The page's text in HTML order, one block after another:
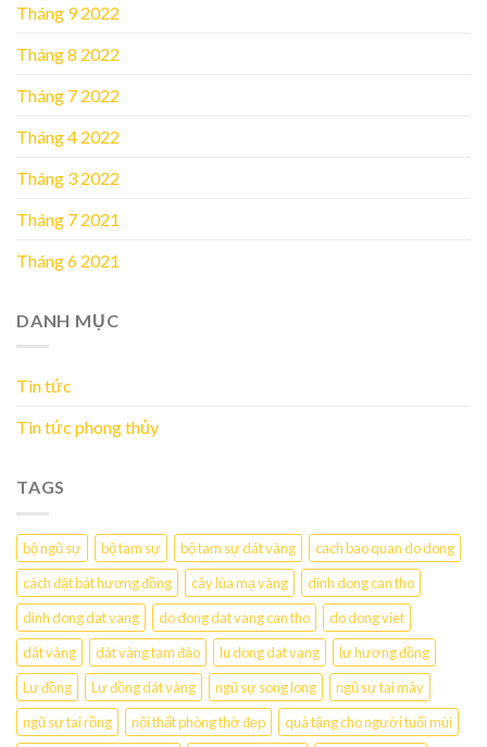
Tháng 9 2022
Tháng 8 2022
Tháng 7 2022
Tháng 4 2022
Tháng 3 2022
Tháng 7 2021
Tháng 6 2021
DANH MỤC
Tin tức
Tin tức phong thủy
TAGS
bộ ngũ sự bộ tam sự bộ tam sự dát vàng
cach bao quan do dong
cách đặt bát hương đồng
cây lúa mạ vàng
dinh dong can tho
dinh dong dat vang
do dong dat vang can tho
do dong viet
dát vàng
dát vàng tam đảo lu dong dat vang
lư hương đồng
Lư đồng
Lư đồng dát vàng ngũ sự song long
ngũ sự tai mây
ngũ sự tai rồng
nội thất phòng thờ đẹp quà tặng cho người tuổi mùi